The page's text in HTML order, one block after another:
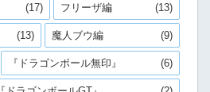
(17) フリーザ編 (13)
(13) 魔人ブウ編 (9)
『ドラゴンボール無印』 (6)